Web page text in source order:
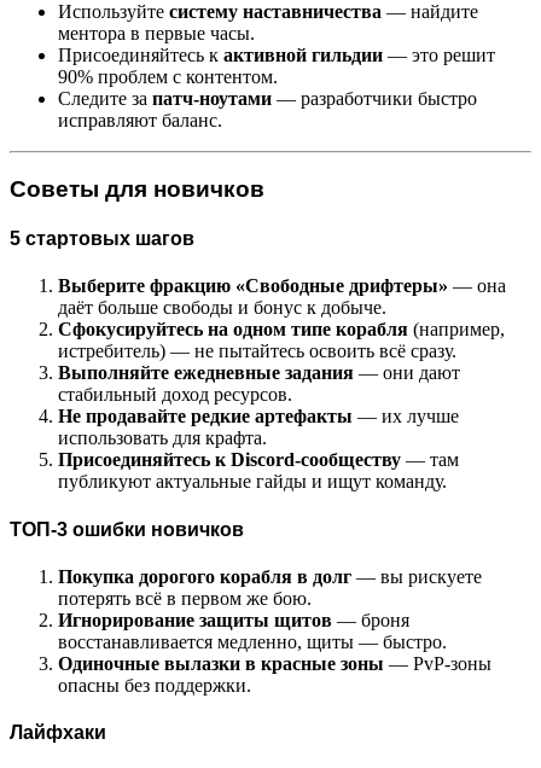
Используйте систему наставничества — найдите
ментора в первые часы.
Присоединяйтесь к активной гильдии — это решит
90% проблем с контентом.
Следите за патч-ноутами — разработчики быстро
исправляют баланс.
Советы для новичков
5 стартовых шагов
Выберите фракцию «Свободные дрифтеры» — она
даёт больше свободы и бонус к добыче.
Сфокусируйтесь на одном типе корабля (например,
истребитель) — не пытайтесь освоить всё сразу.
Выполняйте ежедневные задания — они дают
стабильный доход ресурсов.
Не продавайте редкие артефакты — их лучше
использовать для крафта.
Присоединяйтесь к Discord-сообществу — там
публикуют актуальные гайды и ищут команду.
ТОП-3 ошибки новичков
Покупка дорогого корабля в долг — вы рискуете
потерять всё в первом же бою.
Игнорирование защиты щитов — броня
восстанавливается медленно, щиты — быстро.
Одиночные вылазки в красные зоны — PvP-зоны
опасны без поддержки.
Лайфхаки